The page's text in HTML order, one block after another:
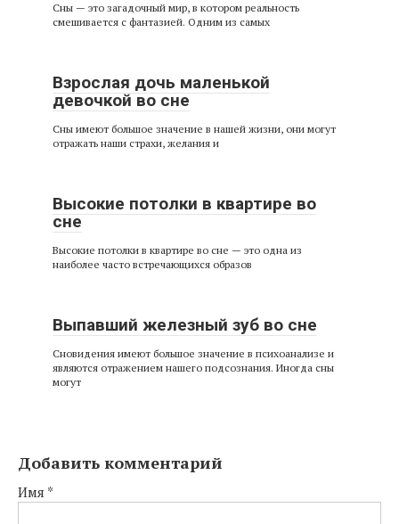
Сны — это загадочный мир, в котором реальность
смешивается с фантазией. Одним из самых
Взрослая дочь маленькой
девочкой во сне
Сны имеют большое значение в нашей жизни, они могут
отражать наши страхи, желания и
Высокие потолки в квартире во
сне
Высокие потолки в квартире во сне — это одна из
наиболее часто встречающихся образов
Выпавший железный зуб во сне
Сновидения имеют большое значение в психоанализе и
являются отражением нашего подсознания. Иногда сны
могут
Добавить комментарий
Имя *